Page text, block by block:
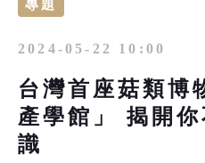
專題
2024-05-22 10:00
台灣首座菇類博
產學館」 揭開
識